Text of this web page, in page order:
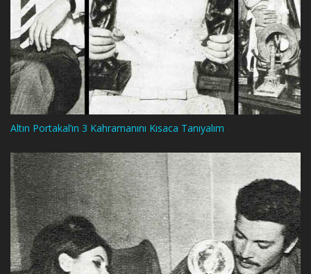
Altın Portakal’ın 3 Kahramanını Kısaca Tanıyalım